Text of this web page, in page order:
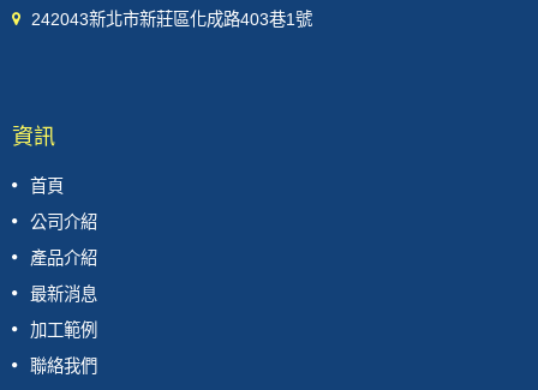
242043新北市新莊區化成路403巷1號
資訊
首頁
公司介紹
產品介紹
最新消息
加工範例
聯絡我們